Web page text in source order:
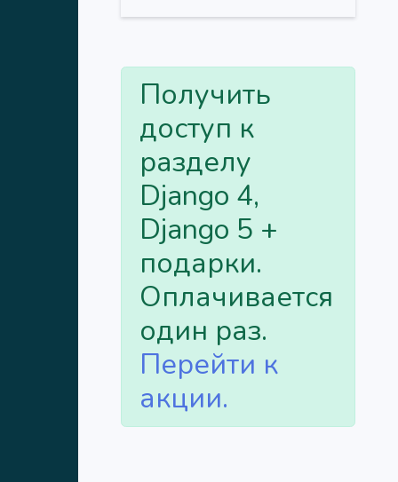
Получить
доступ к
разделу
Django 4,
Django 5 +
подарки.
Оплачивается
один раз.
Перейти к
акции.